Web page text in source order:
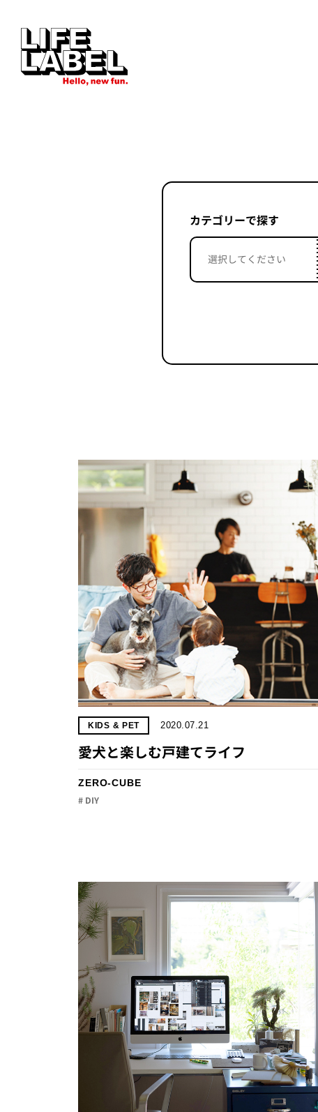
カテゴリーで探す
KIDS & PET 2020.07.21
愛犬と楽しむ戸建てライフ
ZERO-CUBE
# DIY